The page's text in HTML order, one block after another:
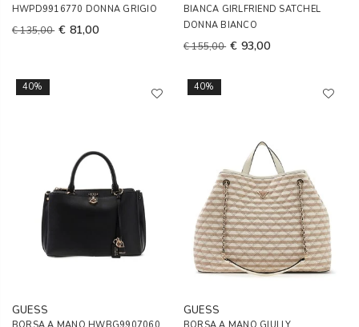
HWPD9916770 DONNA GRIGIO
€ 135,00 € 81,00
BIANCA GIRLFRIEND SATCHEL
DONNA BIANCO
€ 155,00 € 93,00
40%
GUESS
40%
GUESS